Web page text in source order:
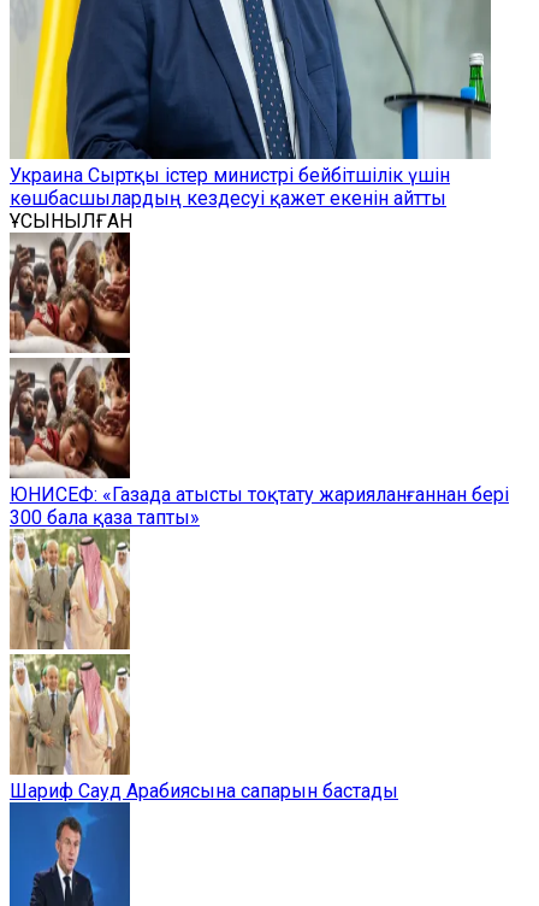
Украина Сыртқы істер министрі бейбітшілік үшін
көшбасшылардың кездесуі қажет екенін айтты
ҰСЫНЫЛҒАН
ЮНИСЕФ: «Газада атысты тоқтату жарияланғаннан бері
300 бала қаза тапты»
Шариф Сауд Арабиясына сапарын бастады